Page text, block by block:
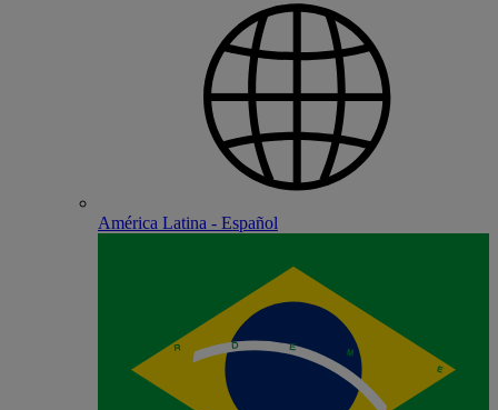
América Latina - Español